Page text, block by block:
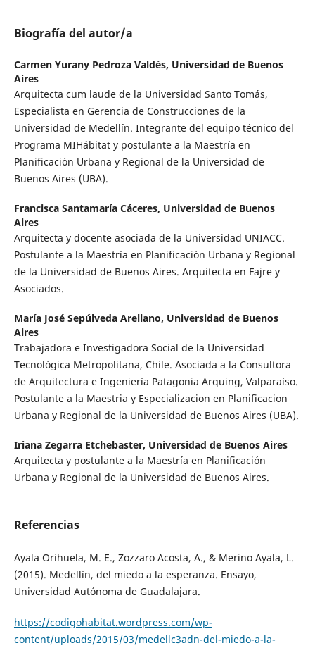
Biografía del autor/a
Carmen Yurany Pedroza Valdés, Universidad de Buenos
Aires
Arquitecta cum laude de la Universidad Santo Tomás,
Especialista en Gerencia de Construcciones de la
Universidad de Medellín. Integrante del equipo técnico del
Programa MIHábitat y postulante a la Maestría en
Planificación Urbana y Regional de la Universidad de
Buenos Aires (UBA).
Francisca Santamaría Cáceres, Universidad de Buenos
Aires
Arquitecta y docente asociada de la Universidad UNIACC.
Postulante a la Maestría en Planificación Urbana y Regional
de la Universidad de Buenos Aires. Arquitecta en Fajre y
Asociados.
María José Sepúlveda Arellano, Universidad de Buenos
Aires
Trabajadora e Investigadora Social de la Universidad
Tecnológica Metropolitana, Chile. Asociada a la Consultora
de Arquitectura e Ingeniería Patagonia Arquing, Valparaíso.
Postulante a la Maestria y Especializacion en Planificacion
Urbana y Regional de la Universidad de Buenos Aires (UBA).
Iriana Zegarra Etchebaster, Universidad de Buenos Aires
Arquitecta y postulante a la Maestría en Planificación
Urbana y Regional de la Universidad de Buenos Aires.
Referencias
Ayala Orihuela, M. E., Zozzaro Acosta, A., & Merino Ayala, L.
(2015). Medellín, del miedo a la esperanza. Ensayo,
Universidad Autónoma de Guadalajara.
https://codigohabitat.wordpress.com/wp-
content/uploads/2015/03/medellc3adn-del-miedo-a-la-